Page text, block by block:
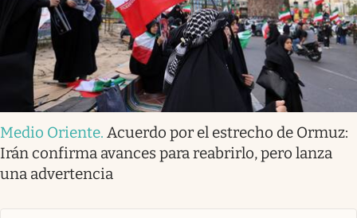
Medio Oriente. Acuerdo por el estrecho de Ormuz:
Irán confirma avances para reabrirlo, pero lanza
una advertencia